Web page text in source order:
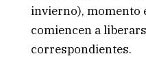
invierno), momento
comiencen a
correspondientes.